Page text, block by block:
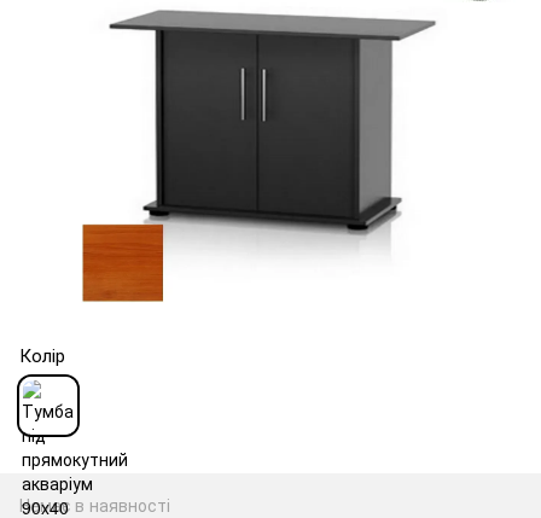
Колір
Немає в наявності